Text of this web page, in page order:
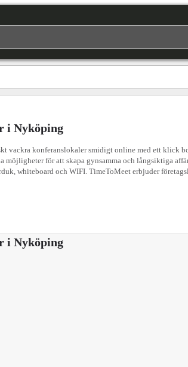
i Nyköping
vackra konferanslokaler smidigt online med ett klick
för att skapa gynsamma och långsiktiga
whiteboard och WIFI. TimeToMeet erbjuder
i Nyköping